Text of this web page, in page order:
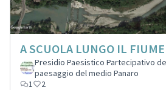
A SCUOLA LUNGO IL FIUME
Presidio Paesistico Partecipativo
paesaggio del medio Panaro
1
2